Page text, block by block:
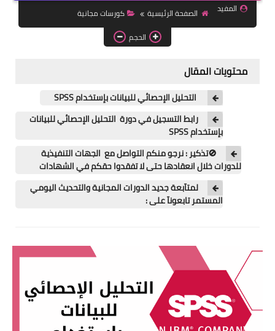
مقالات مفيدة
تعلم اللغات
الوظيفة
التعليم
الصحة
المفيد الصفحة الرئيسية
كورسات مجانية
الحجم
محتويات المقال
التحليل الإحصائي للبيانات بإستخدام SPSS
رابط التسجيل في دورة التحليل الإحصائي للبيانات
بإستخدام SPSS
🚫تذكير : نرجو منكم التواصل مع الجهات التنفيذية
للدورات خلال انعقادها حتى لا تفقدوا حقكم في الشهادات
لمتآبعة جديد الدورات المجانية والتحديث اليومي
المستمر تابعونآ على :